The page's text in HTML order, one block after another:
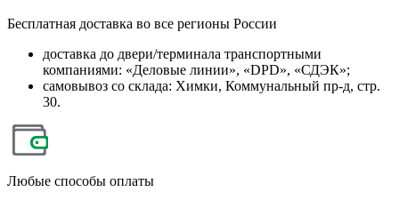
Бесплатная доставка во все регионы России
доставка до двери/терминала транспортными
компаниями: «Деловые линии», «DPD», «СДЭК»;
самовывоз со склада: Химки, Коммунальный пр-д, стр.
30.
Любые способы оплаты